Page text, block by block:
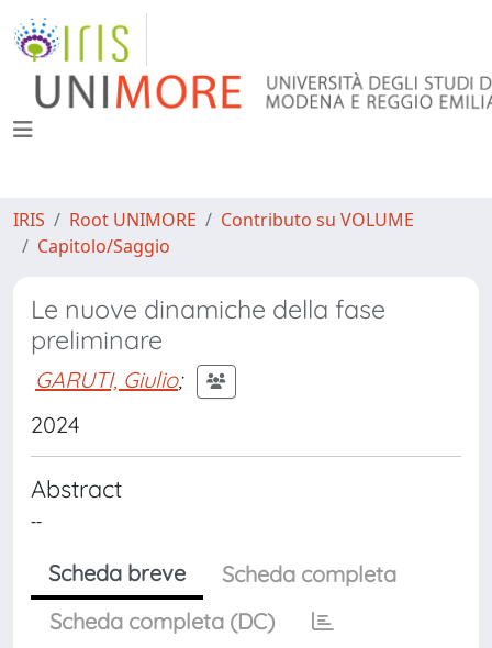
IRIS Root UNIMORE
Contributo su VOLUME
Capitolo/Saggio
Le nuove dinamiche della fase
preliminare
GARUTI, Giulio;
2024
Abstract
--
Scheda breve
Scheda completa
Scheda completa (DC)